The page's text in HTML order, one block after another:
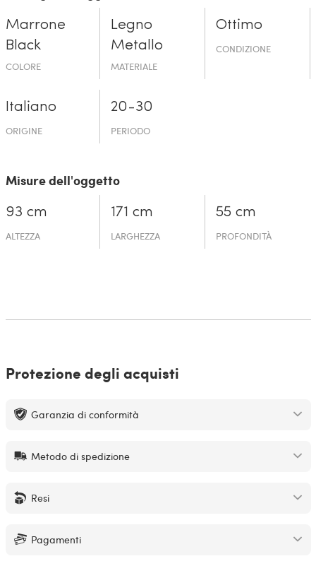
Marrone
Black
COLORE
Legno
Metallo
MATERIALE
Ottimo
CONDIZIONE
Italiano
ORIGINE
20-30
PERIODO
Misure dell'oggetto
93 cm
ALTEZZA
171 cm
LARGHEZZA
55 cm
PROFONDITÀ
Protezione degli acquisti
Garanzia di conformità
Metodo di spedizione
Resi
Pagamenti